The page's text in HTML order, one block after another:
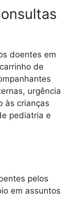
doentes em
de
urgência
às crianças
pediatria e
pelos
em assuntos